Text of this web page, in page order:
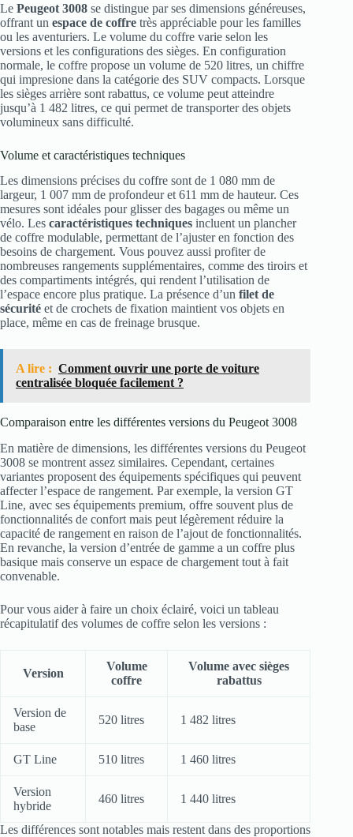
Le Peugeot 3008 se distingue par ses dimensions généreuses,
offrant un espace de coffre très appréciable pour les familles
ou les aventuriers. Le volume du coffre varie selon les
versions et les configurations des sièges. En configuration
normale, le coffre propose un volume de 520 litres, un chiffre
qui impresione dans la catégorie des SUV compacts. Lorsque
les sièges arrière sont rabattus, ce volume peut atteindre
jusqu’à 1 482 litres, ce qui permet de transporter des objets
volumineux sans difficulté.
Volume et caractéristiques techniques
Les dimensions précises du coffre sont de 1 080 mm de
largeur, 1 007 mm de profondeur et 611 mm de hauteur. Ces
mesures sont idéales pour glisser des bagages ou même un
vélo. Les caractéristiques techniques incluent un plancher
de coffre modulable, permettant de l’ajuster en fonction des
besoins de chargement. Vous pouvez aussi profiter de
nombreuses rangements supplémentaires, comme des tiroirs et
des compartiments intégrés, qui rendent l’utilisation de
l’espace encore plus pratique. La présence d’un filet de
sécurité et de crochets de fixation maintient vos objets en
place, même en cas de freinage brusque.
A lire : Comment ouvrir une porte de voiture
centralisée bloquée facilement ?
Comparaison entre les différentes versions du Peugeot 3008
En matière de dimensions, les différentes versions du Peugeot
3008 se montrent assez similaires. Cependant, certaines
variantes proposent des équipements spécifiques qui peuvent
affecter l’espace de rangement. Par exemple, la version GT
Line, avec ses équipements premium, offre souvent plus de
fonctionnalités de confort mais peut légèrement réduire la
capacité de rangement en raison de l’ajout de fonctionnalités.
En revanche, la version d’entrée de gamme a un coffre plus
basique mais conserve un espace de chargement tout à fait
convenable.
Pour vous aider à faire un choix éclairé, voici un tableau
récapitulatif des volumes de coffre selon les versions :
Version
Volume
coffre
Volume avec sièges
rabattus
Version de
base
520 litres 1 482 litres
GT Line 510 litres 1 460 litres
Version
hybride
460 litres 1 440 litres
Les différences sont notables mais restent dans des proportions